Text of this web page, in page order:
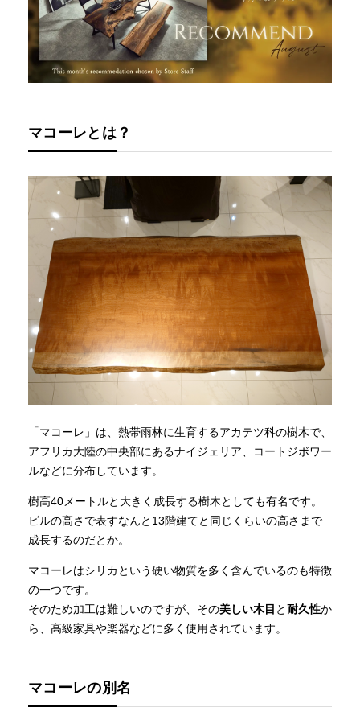
マコーレとは？
「マコーレ」は、熱帯雨林に生育するアカテツ科の樹木で、
アフリカ大陸の中央部にあるナイジェリア、コートジボワー
ルなどに分布しています。
樹高40メートルと大きく成長する樹木としても有名です。
ビルの高さで表すなんと13階建てと同じくらいの高さまで
成長するのだとか。
マコーレはシリカという硬い物質を多く含んでいるのも特徴
の一つです。
そのため加工は難しいのですが、その美しい木目 と耐久性か
ら、高級家具や楽器などに多く使用されています。
マコーレの別名